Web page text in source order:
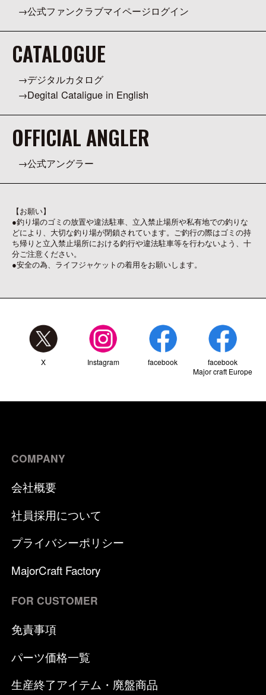
公式ファンクラブマイページログイン
CATALOGUE
デジタルカタログ
Degital Cataligue in English
OFFICIAL ANGLER
公式アングラー
【お願い】
●釣り場のゴミの放置や違法駐車、立入禁止場所や私有地での釣りな
どにより、大切な釣り場が閉鎖されています。ご釣行の際はゴミの持
ち帰りと立入禁止場所における釣行や違法駐車等を行わないよう、十
分ご注意ください。
●安全の為、ライフジャケットの着用をお願いします。
X Instagram facebook
facebook
Major craft Europe
COMPANY
会社概要
社員採用について
プライバシーポリシー
MajorCraft Factory
FOR CUSTOMER
免責事項
パーツ価格一覧
生産終了アイテム・廃盤商品